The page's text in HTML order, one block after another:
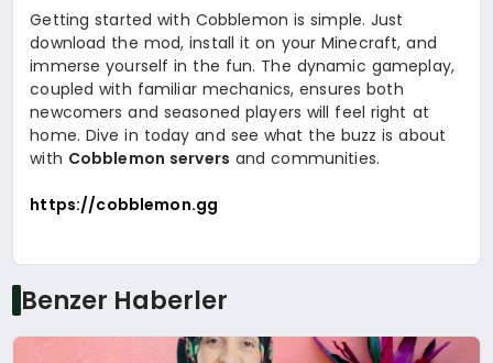
Getting started with Cobblemon is simple. Just
download the mod, install it on your Minecraft, and
immerse yourself in the fun. The dynamic gameplay,
coupled with familiar mechanics, ensures both
newcomers and seasoned players will feel right at
home. Dive in today and see what the buzz is about
with Cobblemon servers and communities.
https://cobblemon.gg
Benzer Haberler